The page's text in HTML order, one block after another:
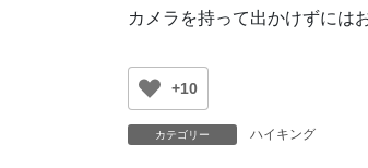
カメラを持って出かけずには
+10
カテゴリー ハイキング